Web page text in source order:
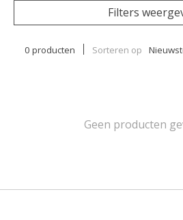
Filters
0 producten Sorteren op
Geen producten